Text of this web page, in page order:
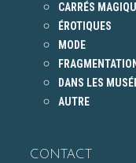
CARRÉS
ÉROTIQUES
MODE
DANS LES
AUTRE
CONTACT